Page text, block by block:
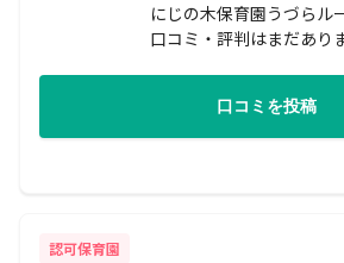
にじの木保育園うづらル
口コミ・評判はまだあり
口コミを投稿
認可保育園